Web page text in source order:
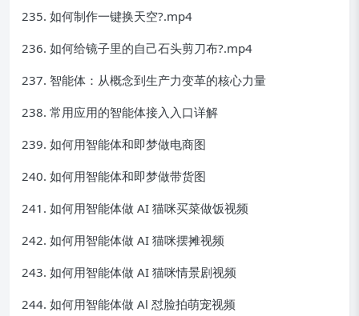
235. 如何制作一键换天空?.mp4
236. 如何给镜子里的自己石头剪刀布?.mp4
237. 智能体：从概念到生产力变革的核心力量
238. 常用应用的智能体接入入口详解
239. 如何用智能体和即梦做电商图
240. 如何用智能体和即梦做带货图
241. 如何用智能体做 AI 猫咪买菜做饭视频
242. 如何用智能体做 AI 猫咪摆摊视频
243. 如何用智能体做 AI 猫咪情景剧视频
244. 如何用智能体做 Al 怼脸拍萌宠视频